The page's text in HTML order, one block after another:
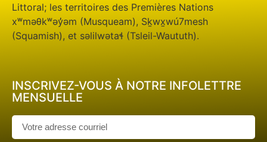
Littoral; les territoires des Premières Nations
xʷməθkʷəy̓əm (Musqueam), Sḵwx̱wú7mesh
(Squamish), et səlilwətaɬ (Tsleil-Waututh).
INSCRIVEZ-VOUS À NOTRE INFOLETTRE
MENSUELLE